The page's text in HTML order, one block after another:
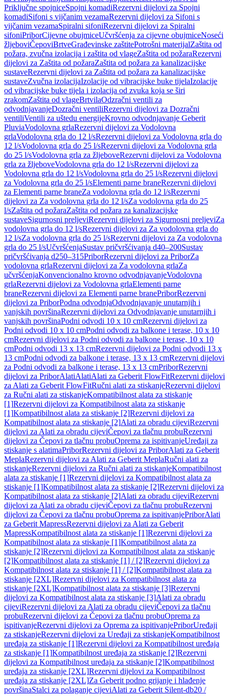
Priključne spojniceSpojni komadiRezervni dijelovi za Spojni
komadiSifoni s vijčanim vezamaRezervni dijelovi za Sifoni s
vijčanim vezamaSpiralni sifoniRezervni dijelovi za Spiralni
sifoniPriborCijevne obujmiceUčvršćenja za cijevne obujmiceNoseći
žljeboviČepoviBrtveGrađevinske zaštitePotrošni materijalZaštita od
požara, zvučna izolacija i zaštita od vlageZaštita od požaraRezervni
dijelovi za Zaštita od požaraZaštita od požara za kanalizacijske
sustaveRezervni dijelovi za Zaštita od požara za kanalizacijske
sustaveZvučna izolacijaIzolacije od vibracijske buke tijelaIzolacije
od vibracijske buke tijela i izolacija od zvuka koja se širi
zrakomZaštita od vlageBrtvilaOdzračni ventili za
odvodnjavanjeDozračni ventiliRezervni dijelovi za Dozračni
ventiliVentili za uštedu energijeKrovno odvodnjavanje Geberit
PluviaVodolovna grlaRezervni dijelovi za Vodolovna
grlaVodolovna grla do 12 l/sRezervni dijelovi za Vodolovna grla do
12 l/sVodolovna grla do 25 l/sRezervni dijelovi za Vodolovna grla
do 25 l/sVodolovna grla za žljeboveRezervni dijelovi za Vodolovna
grla za žljeboveVodolovna grla do 12 l/sRezervni dijelovi za
Vodolovna grla do 12 l/sVodolovna grla do 25 l/sRezervni dijelovi
za Vodolovna grla do 25 l/sElementi parne braneRezervni dijelovi
za Elementi parne braneZa vodolovna grla do 12 l/sRezervni
dijelovi za Za vodolovna grla do 12 l/sZa vodolovna grla do 25
l/sZaštita od požaraZaštita od požara za kanalizacijske
sustaveSigurnosni preljeviRezervni dijelovi za Sigurnosni preljeviZa
vodolovna grla do 12 l/sRezervni dijelovi za Za vodolovna grla do
12 l/sZa vodolovna grla do 25 l/sRezervni dijelovi za Za vodolovna
grla do 25 l/sUčvršćenjaSustav pričvršćivanja d40–200Sustav
pričvršćivanja d250–315PriborRezervni dijelovi za PriborZa
vodolovna grlaRezervni dijelovi za Za vodolovna grlaZa
učvršćenjaKonvencionalno krovno odvodnjavanjeVodolovna
grlaRezervni dijelovi za Vodolovna grlaElementi parne
braneRezervni dijelovi za Elementi parne branePriborRezervni
dijelovi za PriborPodna odvodnjaOdvodnjavanje unutarnjih i
vanjskih površinaRezervni dijelovi za Odvodnjavanje unutarnjih i
vanjskih površinaPodni odvodi 10 x 10 cmRezervni dijelovi za
Podni odvodi 10 x 10 cmPodni odvodi za balkone i terase, 10 x 10
cmRezervni dijelovi za Podni odvodi za balkone i terase, 10 x 10
cmPodni odvodi 13 x 13 cmRezervni dijelovi za Podni odvodi 13 x
13 cmPodni odvodi za balkone i terase, 13 x 13 cmRezervni dijelovi
za Podni odvodi za balkone i terase, 13 x 13 cmPriborRezervni
dijelovi za PriborAlatiAlatiAlati za Geberit FlowFitRezervni dijelovi
za Alati za Geberit FlowFitRučni alati za stiskanjeRezervni dijelovi
za Ručni alati za stiskanjeKompatibilnost alata za stiskanje
[1]Rezervni dijelovi za Kompatibilnost alata za stiskanje
[1]Kompatibilnost alata za stiskanje [2]Rezervni dijelovi za
Kompatibilnost alata za stiskanje [2]Alati za obradu cijeviRezervni
dijelovi za Alati za obradu cijeviČepovi za tlačnu probuRezervni
dijelovi za Čepovi za tlačnu probuOprema za ispitivanjeUređaji za
stiskanje s alatimaPriborRezervni dijelovi za PriborAlati za Geberit
MeplaRezervni dijelovi za Alati za Geberit MeplaRučni alati za
stiskanjeRezervni dijelovi za Ručni alati za stiskanjeKompatibilnost
alata za stiskanje [1]Rezervni dijelovi za Kompatibilnost alata za
stiskanje [1]Kompatibilnost alata za stiskanje [2]Rezervni dijelovi za
Kompatibilnost alata za stiskanje [2]Alati za obradu cijeviRezervni
dijelovi za Alati za obradu cijeviČepovi za tlačnu probuRezervni
dijelovi za Čepovi za tlačnu probuOprema za ispitivanjePriborAlati
za Geberit MapressRezervni dijelovi za Alati za Geberit
MapressKompatibilnost alata za stiskanje [1]Rezervni dijelovi za
Kompatibilnost alata za stiskanje [1]Kompatibilnost alata za
stiskanje [2]Rezervni dijelovi za Kompatibilnost alata za stiskanje
[2]Kompatibilnost alata za stiskanje [1] / [2]Rezervni dijelovi za
Kompatibilnost alata za stiskanje [1] / [2]Kompatibilnost alata za
stiskanje [2XL]Rezervni dijelovi za Kompatibilnost alata za
stiskanje [2XL]Kompatibilnost alata za stiskanje [3]Rezervni
dijelovi za Kompatibilnost alata za stiskanje [3]Alati za obradu
cijeviRezervni dijelovi za Alati za obradu cijeviČepovi za tlačnu
probuRezervni dijelovi za Čepovi za tlačnu probuOprema za
ispitivanjeRezervni dijelovi za Oprema za ispitivanjePriborUređaji
za stiskanjeRezervni dijelovi za Uređaji za stiskanjeKompatibilnost
uređaja za stiskanje [1]Rezervni dijelovi za Kompatibilnost uređaja
za stiskanje [1]Kompatibilnost uređaja za stiskanje [2]Rezervni
dijelovi za Kompatibilnost uređaja za stiskanje [2]Kompatibilnost
uređaja za stiskanje [2XL]Rezervni dijelovi za Kompatibilnost
uređaja za stiskanje [2XL]Za Geberit podno grijanje i hlađenje
površinaStalci za polaganje cijeviAlati za Geberit Silent-db20 /